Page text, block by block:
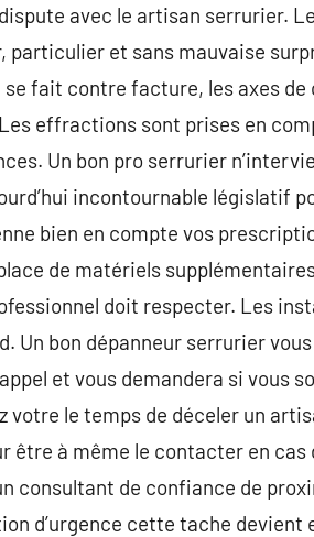
avec le artisan serrurier.
particulier et sans mauvaise
fait contre facture, les axes de
effractions sont prises en
Un bon pro serrurier
incontournable législatif
bien en compte vos
de matériels
doit respecter. Les
Un bon dépanneur serrurier
et vous demandera si vous
votre le temps de déceler un
être à même le contacter en cas
consultant de confiance de
d’urgence cette tache